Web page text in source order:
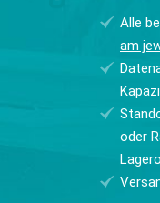
Alle
am
oder